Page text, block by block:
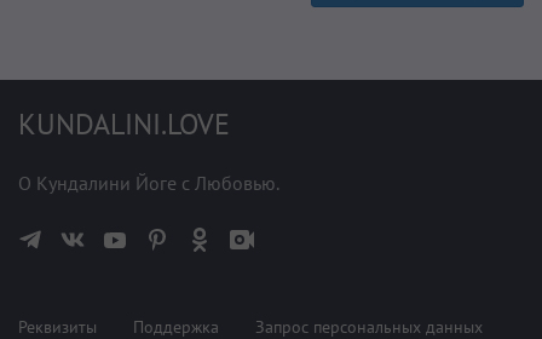
KUNDALINI.LOVE
О Кундалини Йоге с Любовью.
Реквизиты Поддержка
Запрос персональных данных